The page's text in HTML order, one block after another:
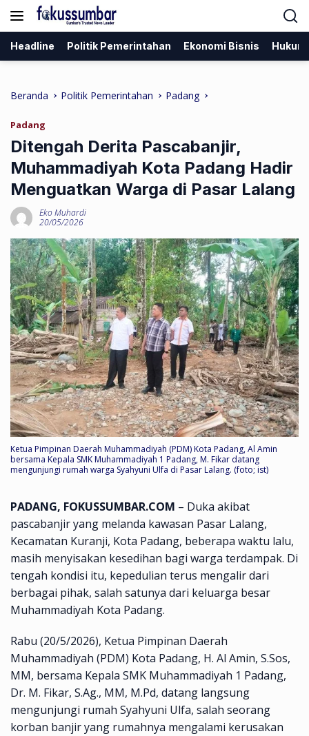
Langsung
Headline Politik Pemerintahan Ekonomi Bisnis Hukum
Beranda Politik Pemerintahan Padang
Padang
Ditengah Derita Pascabanjir,
Muhammadiyah Kota Padang Hadir
Menguatkan Warga di Pasar Lalang
Eko Muhardi
20/05/2026
Ketua Pimpinan Daerah Muhammadiyah (PDM) Kota Padang, Al Amin
bersama Kepala SMK Muhammadiyah 1 Padang, M. Fikar datang
mengunjungi rumah warga Syahyuni Ulfa di Pasar Lalang. (foto; ist)
PADANG, FOKUSSUMBAR.COM – Duka akibat
pascabanjir yang melanda kawasan Pasar Lalang,
Kecamatan Kuranji, Kota Padang, beberapa waktu lalu,
masih menyisakan kesedihan bagi warga terdampak. Di
tengah kondisi itu, kepedulian terus mengalir dari
berbagai pihak, salah satunya dari keluarga besar
Muhammadiyah Kota Padang.
Rabu (20/5/2026), Ketua Pimpinan Daerah
Muhammadiyah (PDM) Kota Padang, H. Al Amin, S.Sos,
MM, bersama Kepala SMK Muhammadiyah 1 Padang,
Dr. M. Fikar, S.Ag., MM, M.Pd, datang langsung
mengunjungi rumah Syahyuni Ulfa, salah seorang
korban banjir yang rumahnya mengalami kerusakan